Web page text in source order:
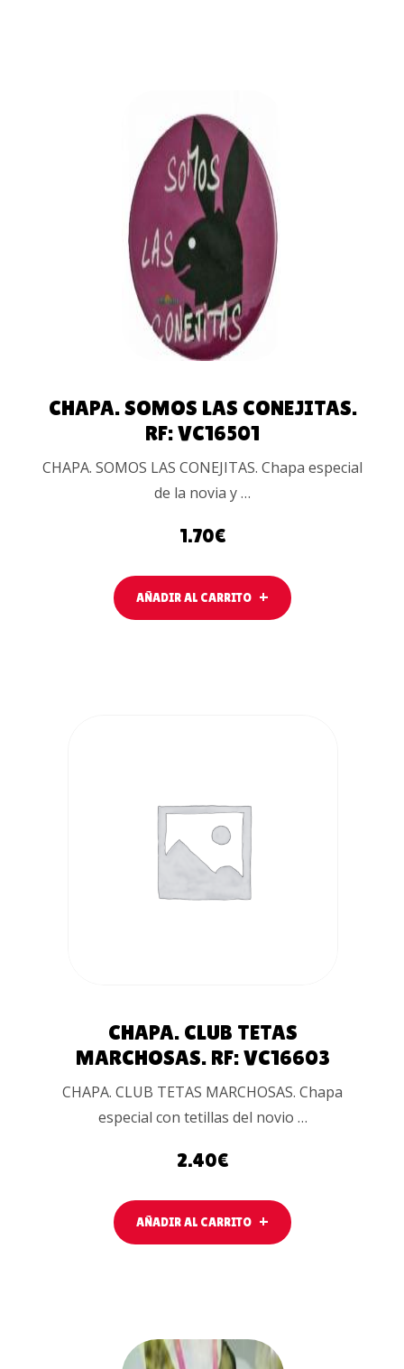
AÑADIR
AL
CARRITO
CHAPA. SOMOS LAS CONEJITAS.
RF: VC16501
CHAPA. SOMOS LAS CONEJITAS. Chapa especial
de la novia y …
1.70€
AÑADIR AL CARRITO
AÑADIR AL
CARRITO
CHAPA. CLUB TETAS
MARCHOSAS. RF: VC16603
CHAPA. CLUB TETAS MARCHOSAS. Chapa
especial con tetillas del novio …
2.40€
AÑADIR AL CARRITO